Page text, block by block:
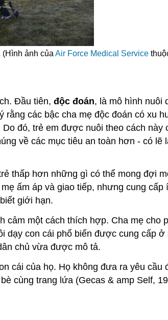
ảnh của Air Force Medical Service
Đầu tiên, độc đoán, là mô hình nuôi
các bậc cha mẹ độc đoán có xu
đó, trẻ em được nuôi theo cách
về các mục tiêu an toàn hơn - có
thấp hơn những gì có thể mong đợi
ấm áp và giao tiếp, nhưng cung cấp
giới hạn.
cảm một cách thích hợp. Cha mẹ cho
con cái phổ biến được cung cấp
chủ vừa được mô tả.
cái của họ. Họ không đưa ra yêu
cùng trang lứa (Gecas & amp Self,